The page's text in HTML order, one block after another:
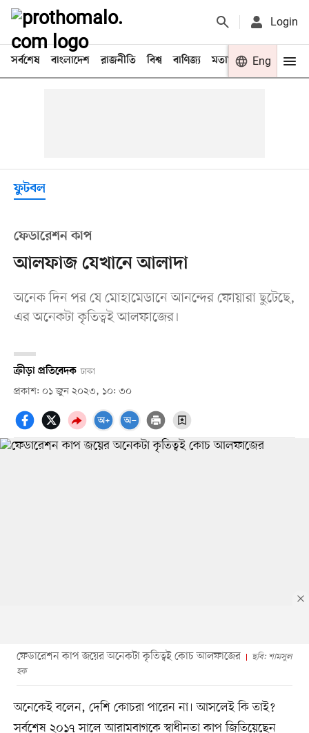
Login
সর্বশেষ বাংলাদেশ রাজনীতি বিশ্ব বাণিজ্য মতামত খেলা
Eng
ফুটবল
ফেডারেশন কাপ
আলফাজ যেখানে আলাদা
অনেক দিন পর যে মোহামেডানে আনন্দের ফোয়ারা ছুটেছে,
এর অনেকটা কৃতিত্বই আলফাজের।
ক্রীড়া প্রতিবেদক ঢাকা
প্রকাশ: ০১ জুন ২০২৩, ১০: ৩০
ফেডারেশন কাপ জয়ের অনেকটা কৃতিত্বই কোচ আলফাজের
ছবি: শামসুল
হক
অনেকেই বলেন, দেশি কোচরা পারেন না। আসলেই কি তাই?
সর্বশেষ ২০১৭ সালে আরামবাগকে স্বাধীনতা কাপ জিতিয়েছেন